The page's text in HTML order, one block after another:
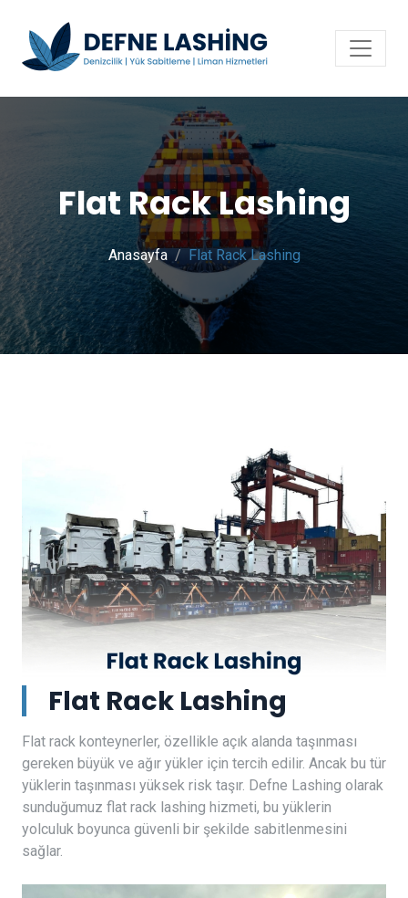
Flat Rack Lashing
Anasayfa Flat Rack Lashing
Flat Rack Lashing
Flat rack konteynerler, özellikle açık alanda taşınması
gereken büyük ve ağır yükler için tercih edilir. Ancak bu tür
yüklerin taşınması yüksek risk taşır. Defne Lashing olarak
sunduğumuz flat rack lashing hizmeti, bu yüklerin
yolculuk boyunca güvenli bir şekilde sabitlenmesini
sağlar.